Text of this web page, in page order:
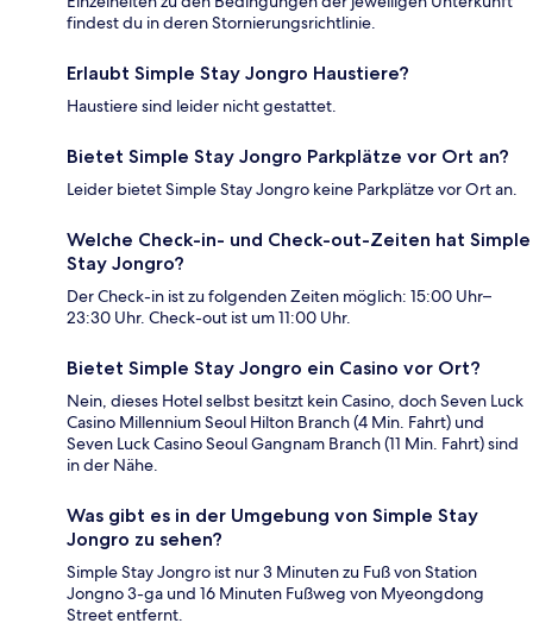
findest du in deren Stornierungsrichtlinie.
Erlaubt Simple Stay Jongro Haustiere?
Haustiere sind leider nicht gestattet.
Bietet Simple Stay Jongro Parkplätze vor Ort an?
Leider bietet Simple Stay Jongro keine Parkplätze vor Ort an.
Welche Check-in- und Check-out-Zeiten hat Simple
Stay Jongro?
Der Check-in ist zu folgenden Zeiten möglich: 15:00 Uhr–
23:30 Uhr. Check-out ist um 11:00 Uhr.
Bietet Simple Stay Jongro ein Casino vor Ort?
Nein, dieses Hotel selbst besitzt kein Casino, doch Seven Luck
Casino Millennium Seoul Hilton Branch (4 Min. Fahrt) und
Seven Luck Casino Seoul Gangnam Branch (11 Min. Fahrt) sind
in der Nähe.
Was gibt es in der Umgebung von Simple Stay
Jongro zu sehen?
Simple Stay Jongro ist nur 3 Minuten zu Fuß von Station
Jongno 3-ga und 16 Minuten Fußweg von Myeongdong
Street entfernt.